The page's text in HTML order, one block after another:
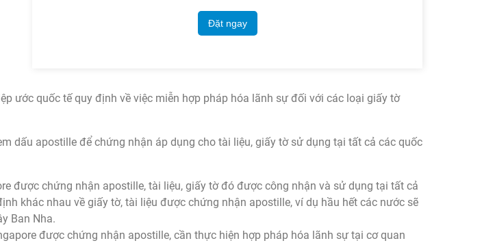
Đặt ngay
ước quốc tế quy định về việc miễn hợp pháp hóa lãnh sự đối với các loại giấy tờ
dấu apostille để chứng nhận áp dụng cho tài liệu, giấy tờ sử dụng tại tất cả các quốc
được chứng nhận apostille, tài liệu, giấy tờ đó được công nhận và sử dụng tại tất cả
khác nhau về giấy tờ, tài liệu được chứng nhận apostille, ví dụ hầu hết các nước sẽ
Ban Nha.
được chứng nhận apostille, cần thực hiện hợp pháp hóa lãnh sự tại cơ quan